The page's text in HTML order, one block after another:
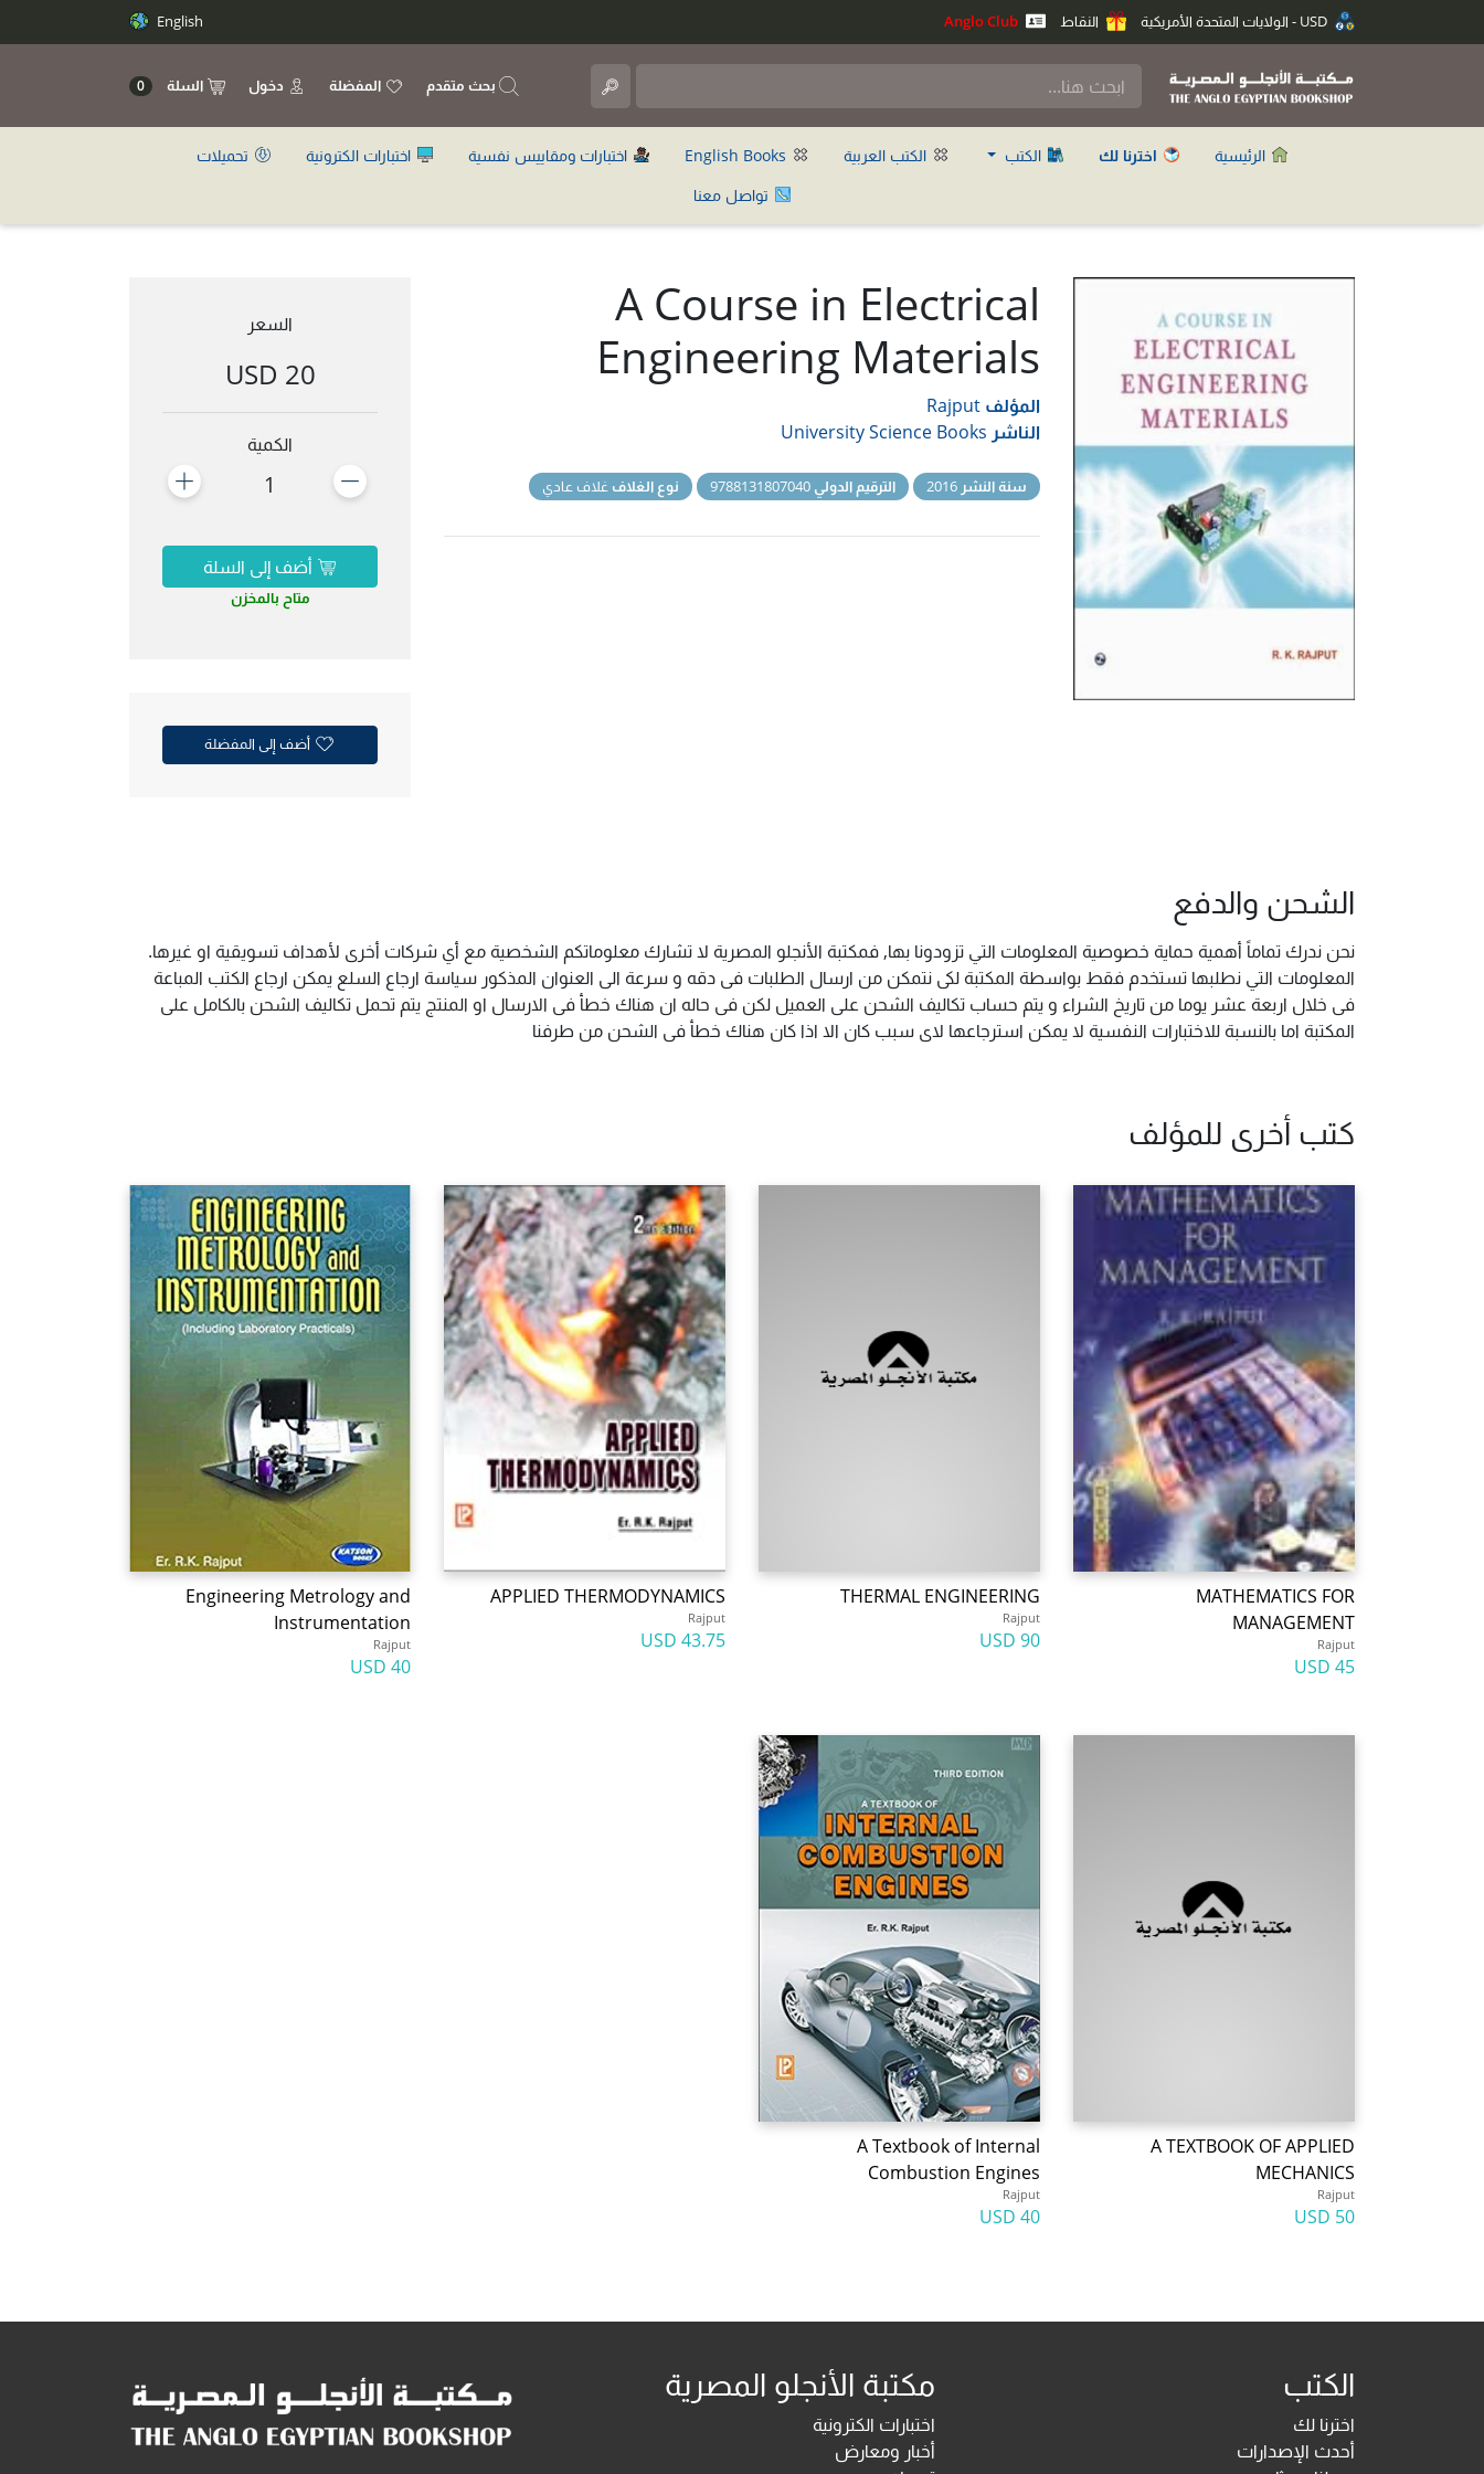
النقاط English
بحث متقدم المفضلة دخول السلة 0
الرئيسية اخترنا لك الكتب الكتب العربية اختبارات ومقاييس نفسية اختبارات الكترونية
تحميلات
تواصل معنا
A Course in Electrical
Engineering Materials
المؤلف Rajput
الناشر University Science Books
سنة النشر الترقيم الدولي نوع الغلاف غلاف عادي
السعر
20 USD
الكمية
1
أضف إلى السلة
متاح بالمخزن
أضف إلى المفضلة
الشحن والدفع
نحن ندرك تماماً أهمية حماية خصوصية المعلومات التي تزودونا بها, فمكتبة الأنجلو المصرية لا تشارك معلوماتكم الشخصية مع أي شركات أخرى لأهداف تسويقية او غيرها.
المعلومات التي نطلبها تستخدم فقط بواسطة المكتبة لكى نتمكن من ارسال الطلبات فى دقه و سرعة الى العنوان المذكور سياسة ارجاع السلع يمكن ارجاع الكتب المباعة
فى خلال اربعة عشر يوما من تاريخ الشراء و يتم حساب تكاليف الشحن على العميل لكن فى حاله ان هناك خطأ فى الارسال او المنتج يتم تحمل تكاليف الشحن بالكامل على
المكتبة اما بالنسبة للاختبارات النفسية لا يمكن استرجاعها لاى سبب كان الا اذا كان هناك خطأ فى الشحن من طرفنا
كتب أخرى للمؤلف
MATHEMATICS FOR
MANAGEMENT
Rajput
45 USD
THERMAL ENGINEERING
Rajput
90 USD
APPLIED THERMODYNAMICS
Rajput
43.75 USD
Engineering Metrology and
Instrumentation
Rajput
40 USD
A TEXTBOOK OF APPLIED
MECHANICS
Rajput
50 USD
A Textbook of Internal
Combustion Engines
Rajput
40 USD
الكتب
اخترنا لك
أحدث الإصدارات
مكتبة الأنجلو المصرية
اختبارات الكترونية
أخبار ومعارض